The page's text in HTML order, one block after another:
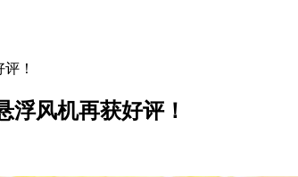
！
浮风机再获好评！